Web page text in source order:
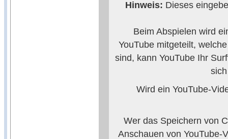
Hinweis: Dieses
Beim Abspielen wird
YouTube mitgeteilt,
sind, kann YouTube Ihr
Wird ein YouTube-
Wer das Speichern von
Anschauen von YouTube-